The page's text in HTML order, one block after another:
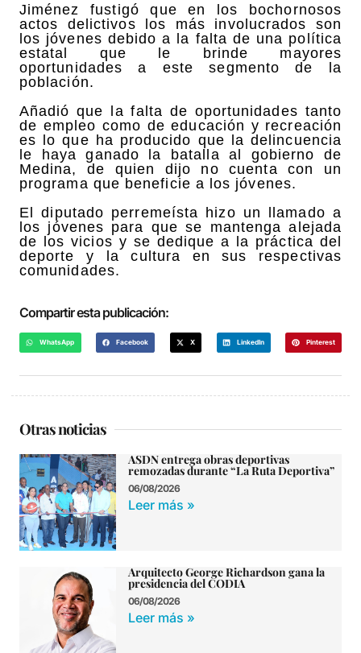
Jiménez fustigó que en los bochornosos
actos delictivos los más involucrados son
los jóvenes debido a la falta de una política
estatal que le brinde mayores
oportunidades a este segmento de la
población.
Añadió que la falta de oportunidades tanto
de empleo como de educación y recreación
es lo que ha producido que la delincuencia
le haya ganado la batalla al gobierno de
Medina, de quien dijo no cuenta con un
programa que beneficie a los jóvenes.
El diputado perremeísta hizo un llamado a
los jóvenes para que se mantenga alejada
de los vicios y se dedique a la práctica del
deporte y la cultura en sus respectivas
comunidades.
Compartir esta publicación:
WhatsApp Facebook X LinkedIn Pinterest
Otras noticias
ASDN entrega obras deportivas
remozadas durante “La Ruta Deportiva”
06/08/2026
Leer más »
Arquitecto George Richardson gana la
presidencia del CODIA
06/08/2026
Leer más »